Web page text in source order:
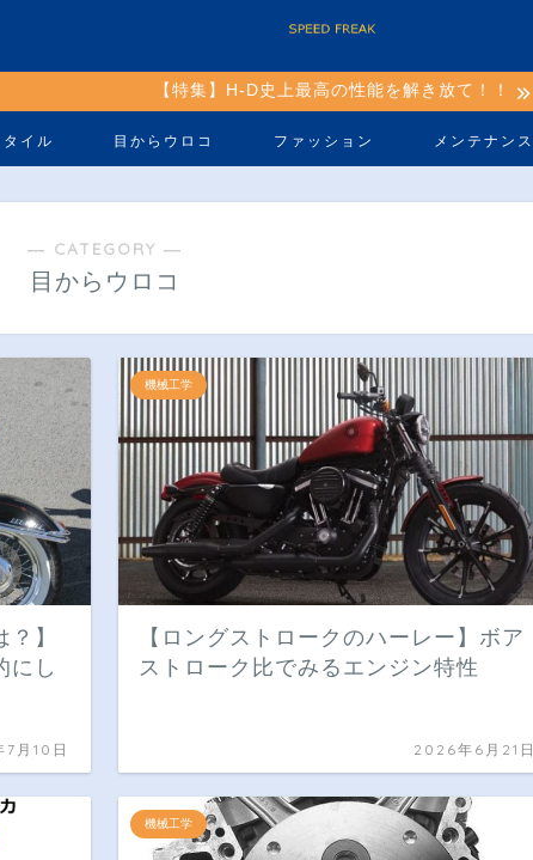
【特集】H-D史上最高の性能を解き放て！！
イル 目からウロコ ファッション メンテナンス
― CATEGORY ―
目からウロコ
】
にし
月10日
機械工学
【ロングストロークのハーレー】ボア
ストローク比でみるエンジン特性
2026年6月21日
機械工学